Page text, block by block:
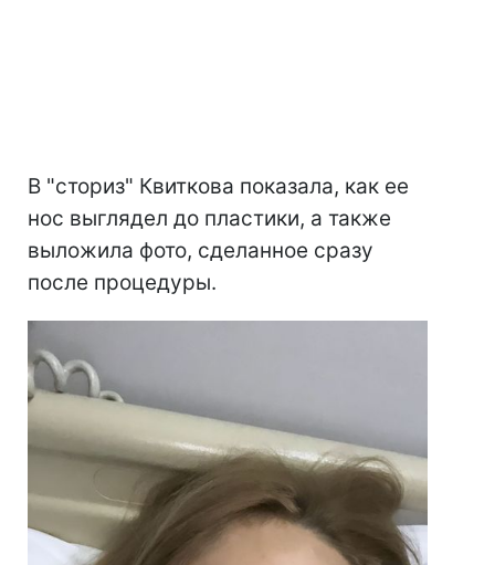
В "сториз" Квиткова показала, как ее
нос выглядел до пластики, а также
выложила фото, сделанное сразу
после процедуры.